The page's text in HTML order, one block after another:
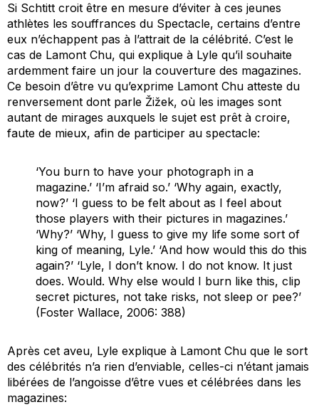
Si Schtitt croit être en mesure d’éviter à ces jeunes
athlètes les souffrances du Spectacle, certains d’entre
eux n’échappent pas à l’attrait de la célébrité. C’est le
cas de Lamont Chu, qui explique à Lyle qu’il souhaite
ardemment faire un jour la couverture des magazines.
Ce besoin d’être vu qu’exprime Lamont Chu atteste du
renversement dont parle Žižek, où les images sont
autant de mirages auxquels le sujet est prêt à croire,
faute de mieux, afin de participer au spectacle:
‘You burn to have your photograph in a
magazine.’ ‘I’m afraid so.’ ‘Why again, exactly,
now?’ ‘I guess to be felt about as I feel about
those players with their pictures in magazines.’
‘Why?’ ‘Why, I guess to give my life some sort of
king of meaning, Lyle.’ ‘And how would this do this
again?’ ‘Lyle, I don’t know. I do not know. It just
does. Would. Why else would I burn like this, clip
secret pictures, not take risks, not sleep or pee?’
(Foster Wallace, 2006: 388)
Après cet aveu, Lyle explique à Lamont Chu que le sort
des célébrités n’a rien d’enviable, celles-ci n’étant jamais
libérées de l’angoisse d’être vues et célébrées dans les
magazines: